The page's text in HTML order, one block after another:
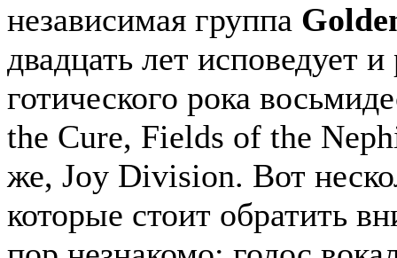
независимая группа
двадцать лет исповедует
готического рока
the Cure, Fields of the
же, Joy Division. Вот
которые стоит обратить